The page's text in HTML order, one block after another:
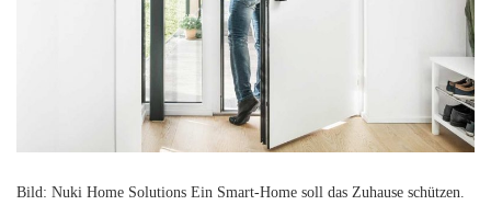
Bild: Nuki Home Solutions Ein Smart-Home soll das Zuhause schützen.